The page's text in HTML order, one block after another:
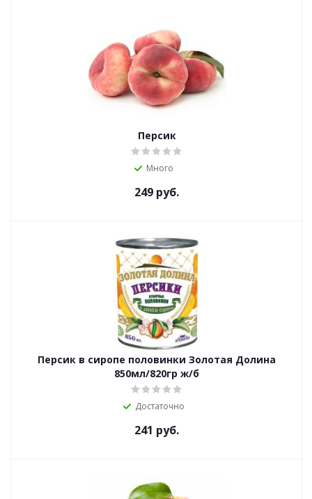
Персик
Много
249 руб.
Персик в сиропе половинки Золотая Долина
850мл/820гр ж/б
Достаточно
241 руб.